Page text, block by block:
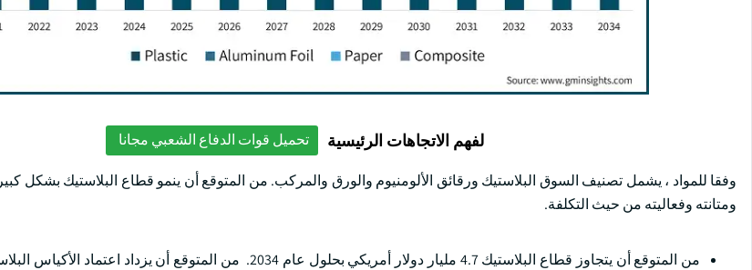
لفهم الاتجاهات الرئيسية تحميل قوات الدفاع الشعبي مجانا
وفقا للمواد ، يشمل تصنيف السوق البلاستيك ورقائق الألومنيوم والورق والمركب. من المتوقع أن ينمو قطاع البلاستيك بشكل
ومتانته وفعاليته من حيث التكلفة.
من المتوقع أن يتجاوز قطاع البلاستيك 4.7 مليار دولار أمريكي بحلول عام 2034. من المتوقع أن